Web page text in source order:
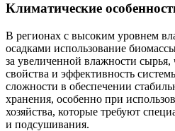
Климатические
В регионах с высоким уровнем
осадками использование
за увеличенной влажности
свойства и эффективность
сложности в обеспечении
хранения, особенно при
хозяйства, которые требуют
и подсушивания.